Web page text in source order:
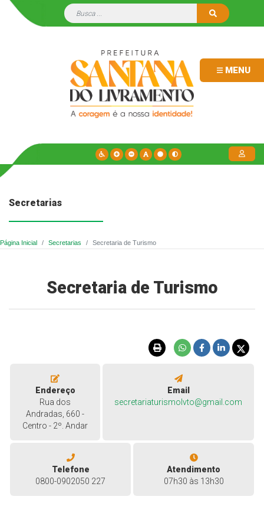
MENU
Secretarias
Página Inicial Secretarias Secretaria de Turismo
Secretaria de Turismo
Endereço
Rua dos
Andradas, 660 -
Centro - 2º. Andar
Email
secretariaturismolvto@gmail.com
Telefone
0800-0902050 227
Atendimento
07h30 às 13h30